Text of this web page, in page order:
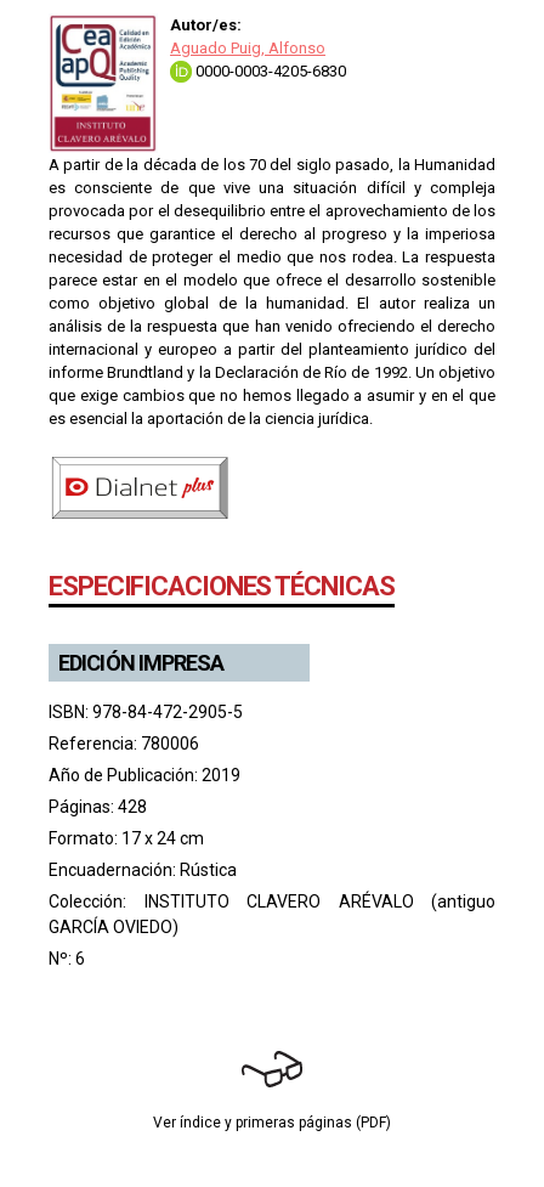
Autor/es:
Aguado Puig, Alfonso
0000-0003-4205-6830
A partir de la década de los 70 del siglo pasado, la Humanidad
es consciente de que vive una situación difícil y compleja
provocada por el desequilibrio entre el aprovechamiento de los
recursos que garantice el derecho al progreso y la imperiosa
necesidad de proteger el medio que nos rodea. La respuesta
parece estar en el modelo que ofrece el desarrollo sostenible
como objetivo global de la humanidad. El autor realiza un
análisis de la respuesta que han venido ofreciendo el derecho
internacional y europeo a partir del planteamiento jurídico del
informe Brundtland y la Declaración de Río de 1992. Un objetivo
que exige cambios que no hemos llegado a asumir y en el que
es esencial la aportación de la ciencia jurídica.
ESPECIFICACIONES TÉCNICAS
EDICIÓN IMPRESA
ISBN: 978-84-472-2905-5
Referencia: 780006
Año de Publicación: 2019
Páginas: 428
Formato: 17 x 24 cm
Encuadernación: Rústica
Colección: INSTITUTO CLAVERO ARÉVALO (antiguo
GARCÍA OVIEDO)
Nº: 6
Ver índice y primeras páginas (PDF)